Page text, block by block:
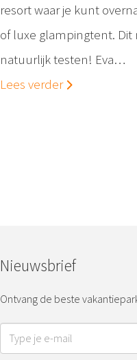
resort waar je kunt
of luxe glampingtent. Dit
natuurlijk testen! Eva…
Lees verder
Nieuwsbrief
Ontvang de beste